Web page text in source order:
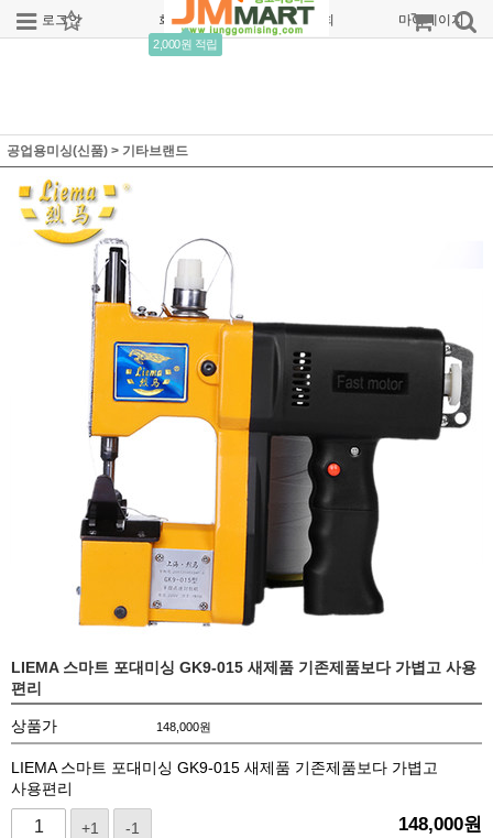
로그인 회원가입
2,000원 적립
주문조회 마이페이지
공업용미싱(신품) > 기타브랜드
LIEMA 스마트 포대미싱 GK9-015 새제품 기존제품보다 가볍고 사용
편리
상품가 148,000원
LIEMA 스마트 포대미싱 GK9-015 새제품 기존제품보다 가볍고
사용편리
+1 -1 148,000원